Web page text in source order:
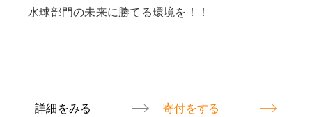
水球部門の未来に勝てる環境を！！
詳細をみる 寄付をする